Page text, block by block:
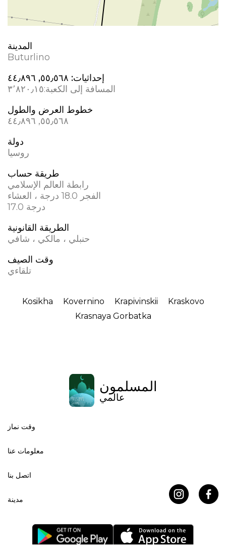
المدينة
Buturlino
إحداثيات: ٥٥٫٥٦٨, ٤٤٫٨٩٦
المسافة إلى الكعبة:٣٬٨٢٠٫١٥
خطوط العرض والطول
٥٥٫٥٦٨, ٤٤٫٨٩٦
دولة
روسيا
طريقة حساب
رابطة العالم الإسلامي
الفجر 18.0 درجة ، العشاء
17.0 درجة
الطريقة القانونية
حنبلي ، مالكي ، شافي
وقت الصيف
تلقاءي
Kosikha Kovernino Krapivinskii
Kraskovo
Krasnaya Gorbatka
المسلمون
عالمي
وقت نماز
معلومات عنا
اتصل بنا
مدينة